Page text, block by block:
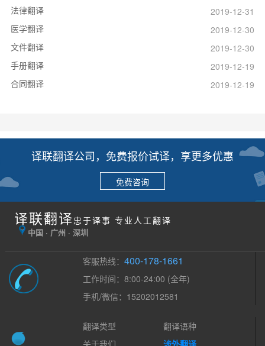
法律翻译
2019-12-31
医学翻译
2019-12-30
文件翻译
2019-12-30
手册翻译
2019-12-19
合同翻译
2019-12-19
译联翻译公司，免费报价试译，享更多优惠
免费咨询
译联翻译 忠于译事 专业人工翻译
中国 · 广州 · 深圳
客服热线：400-178-1661
工作时间：8:00-24:00 (全年)
手机/微信：15202012581
翻译类型
翻译语种